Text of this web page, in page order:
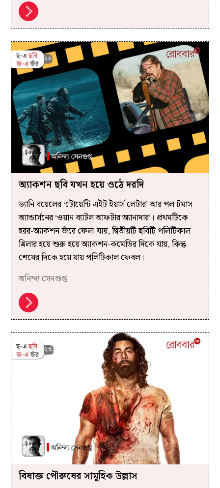
অ্যাকশন ছবি যখন হয়ে ওঠে দরদি
ড্যানি বয়েলের ‘টোয়েন্টি এইট ইয়ার্স লেটার’ আর পল টমাস
অ্যান্ডার্সনের ‘ওয়ান ব্যাটল আফটার অ্যানাদার’। প্রথমটিকে
হরর-অ্যাকশন জঁরে ফেলা যায়, দ্বিতীয়টি ছবিটি পলিটিকাল
থ্রিলার হয়ে শুরু হয়ে অ্যাকশন-কমেডির দিকে যায়, কিন্তু
শেষের দিকে হয়ে যায় পলিটিকাল ফেবল।
অনিন্দ্য সেনগুপ্ত
বিষাক্ত পৌরুষের সামূহিক উল্লাস